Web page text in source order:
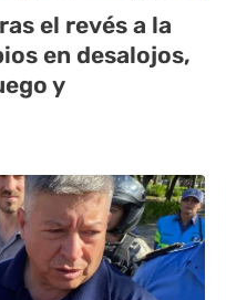
el revés a la
en desalojos,
y